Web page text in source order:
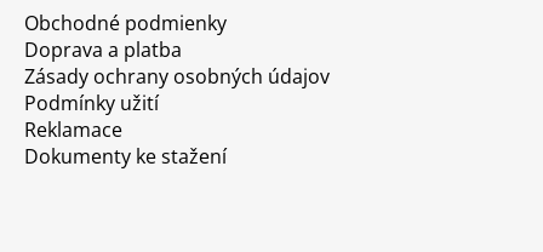
Obchodné podmienky
Doprava a platba
Zásady ochrany osobných údajov
Podmínky užití
Reklamace
Dokumenty ke stažení